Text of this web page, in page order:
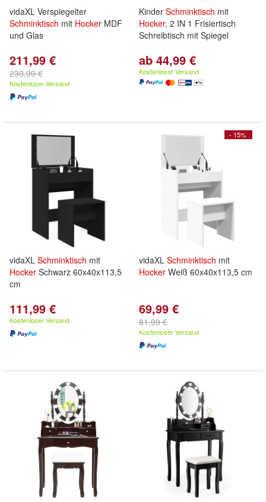
vidaXL Verspiegelter
Schminktisch mit Hocker MDF
und Glas
211,99 €
230,99 €
Kostenloser Versand
Kinder Schminktisch mit
Hocker, 2 IN 1 Frisiertisch
Schreibtisch mit Spiegel
ab 44,99 €
Kostenloser Versand
vidaXL Schminktisch mit
Hocker Schwarz 60x40x113,5
cm
111,99 €
Kostenloser Versand
- 15%
vidaXL Schminktisch mit
Hocker Weiß 60x40x113,5 cm
69,99 €
81,99 €
Kostenloser Versand